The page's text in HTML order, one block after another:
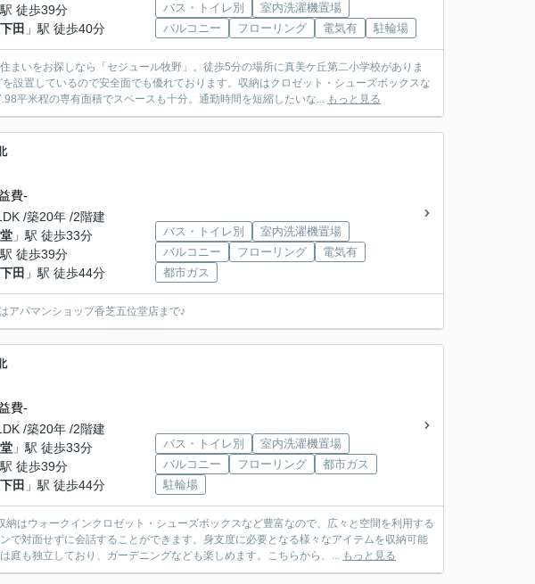
駅 徒歩39分
田 」駅 徒歩40分
バス・トイレ別
室内洗濯機置場
バルコニー
フローリング 電気有 駐輪場
まいをお探しなら「セジュール牧野」。徒歩5分の場所に真美ケ丘第二小学校がありま
設置しているので安全面でも優れております。収納はクロゼット・シューズボックスな
平米程の専有面積でスペースも十分。通勤時間を短縮したいな... もっと見る
費-
/築20年 /2階建
」駅 徒歩33分
駅 徒歩39分
田 」駅 徒歩44分
バス・トイレ別
室内洗濯機置場
バルコニー
フローリング
電気有
都市ガス
パマンショップ香芝五位堂店まで♪
費-
/築20年 /2階建
」駅 徒歩33分
駅 徒歩39分
田 」駅 徒歩44分
バス・トイレ別
室内洗濯機置場
バルコニー
フローリング
都市ガス
駐輪場
はウォークインクロゼット・シューズボックスなど豊富なので、広々と空間を利用する
で対面せずに会話することができます。身支度に必要となる様々なアイテムを収納可能
庭も独立しており、ガーデニングなども楽しめます。こちらから、... もっと見る